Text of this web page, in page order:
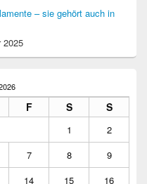
– sie gehört auch in
2025
F S S
1
2
7 8
9
14 15 16